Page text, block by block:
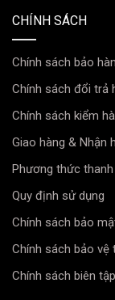
CHÍNH SÁCH
Chính sách bảo
Chính sách đổi trả
Chính sách kiểm
Giao hàng & Nhận
Phương thức
Quy định sử dụng
Chính sách bảo
Chính sách bảo vệ
Chính sách biên